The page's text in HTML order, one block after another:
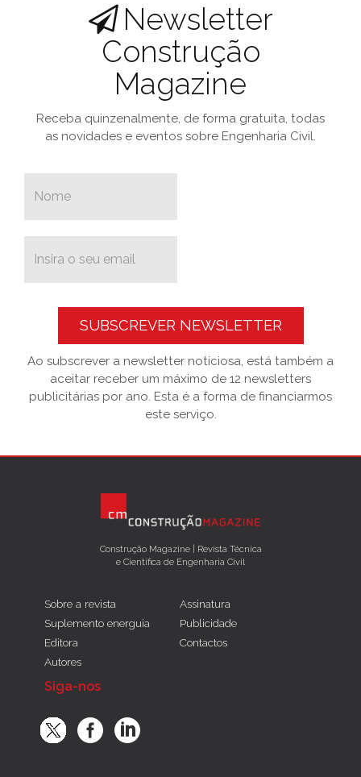
Newsletter
Construção
Magazine
Receba quinzenalmente, de forma gratuita, todas
as novidades e eventos sobre Engenharia Civil.
SUBSCREVER NEWSLETTER
Ao subscrever a newsletter noticiosa, está também a
aceitar receber um máximo de 12 newsletters
publicitárias por ano. Esta é a forma de financiarmos
este serviço.
Construção Magazine | Revista Técnica
e Científica de Engenharia Civil
Sobre a revista
Suplemento energuia
Editora
Autores
Assinatura
Publicidade
Contactos
Siga-nos